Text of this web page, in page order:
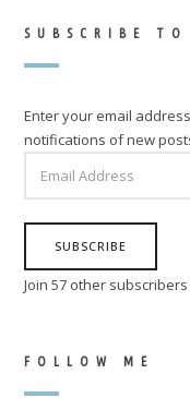
SUBSCRIBE
Enter your email
notifications of new
ADDRESS
SUBSCRIBE
Join 57 other subscribers
FOLLOW ME